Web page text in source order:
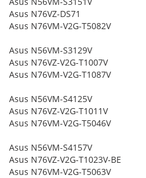
Asus N76VZ-DS71
Asus N76VM-V2G-T5082V
Asus N56VM-S3129V
Asus N76VZ-V2G-T1007V
Asus N76VM-V2G-T1087V
Asus N56VM-S4125V
Asus N76VZ-V2G-T1011V
Asus N76VM-V2G-T5046V
Asus N56VM-S4157V
Asus N76VZ-V2G-T1023V-BE
Asus N76VM-V2G-T5063V